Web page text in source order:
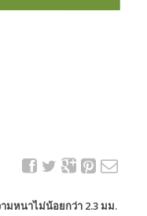
มหนาไม่น้อยกว่า 2.3 มม.